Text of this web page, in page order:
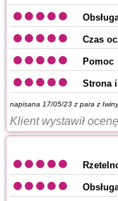
Czas
Pomoc
Strona
napisana 17/05/23 z para z Iwiny
Klient wystawił